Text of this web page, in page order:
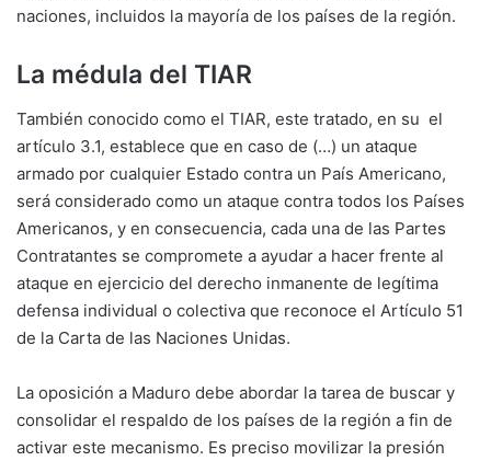
naciones, incluidos la mayoría de los países de la región.
La médula del TIAR
También conocido como el TIAR, este tratado, en su el
artículo 3.1, establece que en caso de (…) un ataque
armado por cualquier Estado contra un País Americano,
será considerado como un ataque contra todos los Países
Americanos, y en consecuencia, cada una de las Partes
Contratantes se compromete a ayudar a hacer frente al
ataque en ejercicio del derecho inmanente de legítima
defensa individual o colectiva que reconoce el Artículo 51
de la Carta de las Naciones Unidas.
La oposición a Maduro debe abordar la tarea de buscar y
consolidar el respaldo de los países de la región a fin de
activar este mecanismo. Es preciso movilizar la presión